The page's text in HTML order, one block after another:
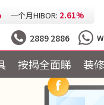
一个月HIBOR: 2.61%
今日最低H按: 3.25%
2889 2886
按揭全面睇 装